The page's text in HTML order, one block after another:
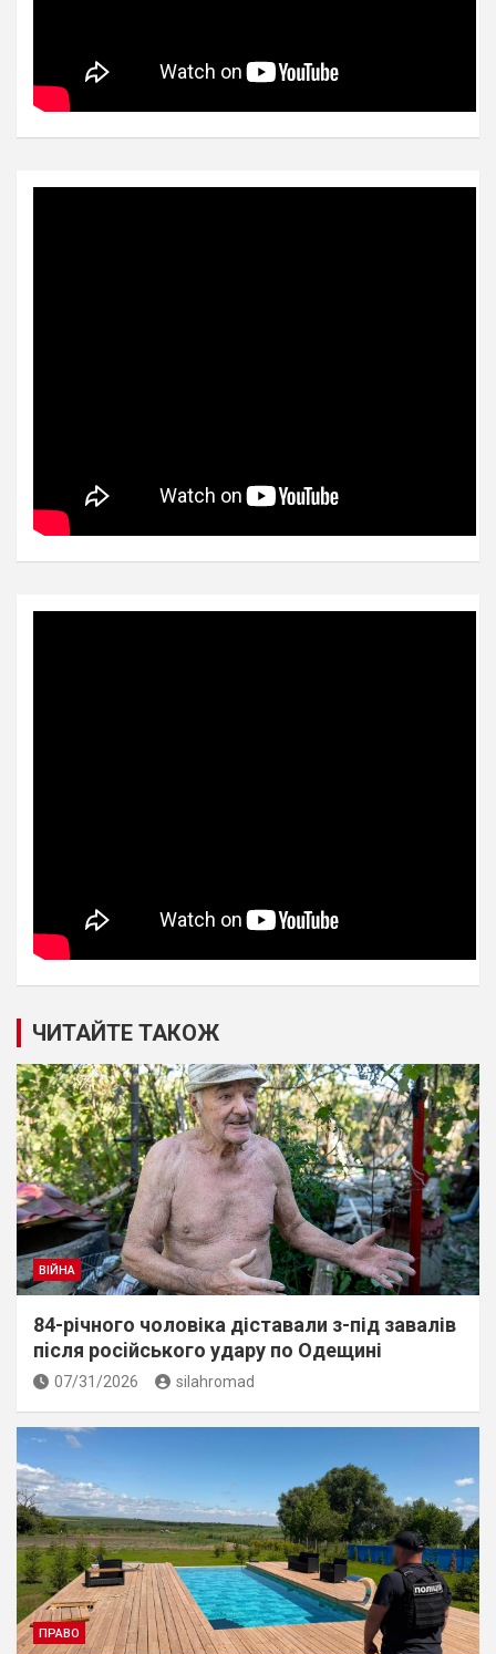
ЧИТАЙТЕ ТАКОЖ
ВІЙНА
84-річного чоловіка діставали з-під завалів
пiсля росiйського удару по Одещині
07/31/2026 silahromad
ПРАВО